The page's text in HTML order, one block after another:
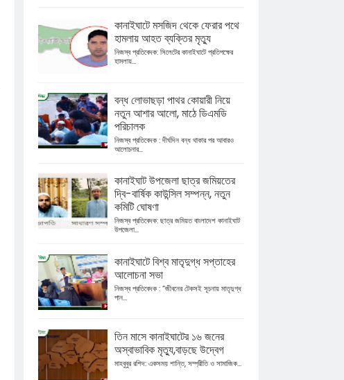
কানাইঘাটে মসজিদ থেকে ফেরার পথে
হামলায় আহত ব্যক্তির মৃত্যু
নিজস্ব প্রতিবেদক: সিলেটের কানাইঘাটে প্রতিপক্ষের
হামলায়...
বন্ধ লোভাছড়া পাথর কোয়ারী নিয়ে
নতুন আশার আলো, মাঠে ডিএমডি
পরিচালক
নিজস্ব প্রতিবেদক : দীর্ঘদিন বন্ধ থাকার পর আবারও
আলোচনার...
কানাইঘাট উপজেলা ছাত্র জমিয়তের
দ্বি-বার্ষিক কাউন্সিল সম্পন্ন, নতুন
কমিটি ঘোষণা
নিজস্ব প্রতিবেদক: ছাত্র জমিয়ত বাংলাদেশ কানাইঘাট
উপজেলা...
কানাইঘাটে বিশ্ব মাতৃদুগ্ধ সপ্তাহের
আলোচনা সভা
নিজস্ব প্রতিবেদক : “জীবনের টেকসই সূচনায় মাতৃদুগ্ধ
পান...
তিন মাসে কানাইঘাটের ১৬ জনের
অস্বাভাবিক মৃত্যু,বাড়ছে উদ্বেগ
মাহবুবুর রশিদ: একসময় শান্তি, সম্প্রীতি ও সামাজিক...